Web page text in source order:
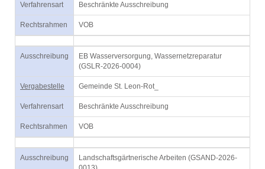
Verfahrensart Beschränkte Ausschreibung
Rechtsrahmen VOB
Ausschreibung
EB Wasserversorgung, Wassernetzreparatur
(GSLR-2026-0004)
Vergabestelle Gemeinde St. Leon-Rot_
Verfahrensart Beschränkte Ausschreibung
Rechtsrahmen VOB
Ausschreibung
Landschaftsgärtnerische Arbeiten (GSAND-2026-